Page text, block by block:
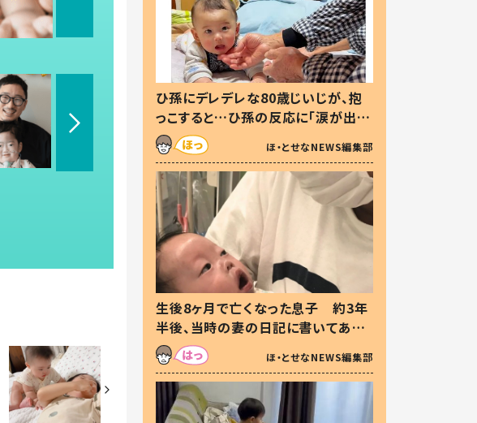
ひ孫にデレデレな80歳じいじが、抱
っこすると…ひ孫の反応に「涙が出ま
した」「可愛くて仕方ない」
ほ・とせなNEWS編集部
生後8ヶ月で亡くなった息子 約3年
半後、当時の妻の日記に書いてあっ
た本音とは
ほ・とせなNEWS編集部